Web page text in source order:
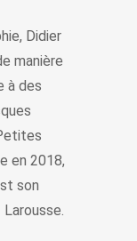
Didier
manière
à des
en 2018,
son